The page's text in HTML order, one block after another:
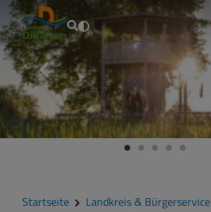
Startseite
Landkreis & Bürgerservice